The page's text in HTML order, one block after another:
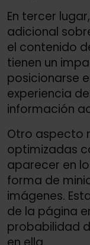
En tercer
adicional
el contenido
tienen un
posicionarse
experiencia
información
Otro aspecto
optimizadas
aparecer en
forma de
imágenes.
de la página
probabilidad